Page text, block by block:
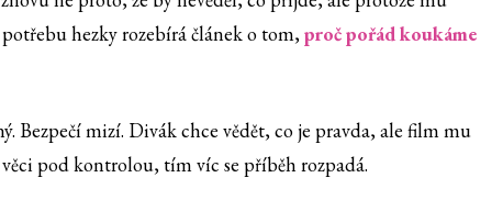
hezky rozebírá článek o tom,proč pořád koukáme
Bezpečí mizí. Divák chce vědět, co je pravda, ale film mu
pod kontrolou, tím víc se příběh rozpadá.